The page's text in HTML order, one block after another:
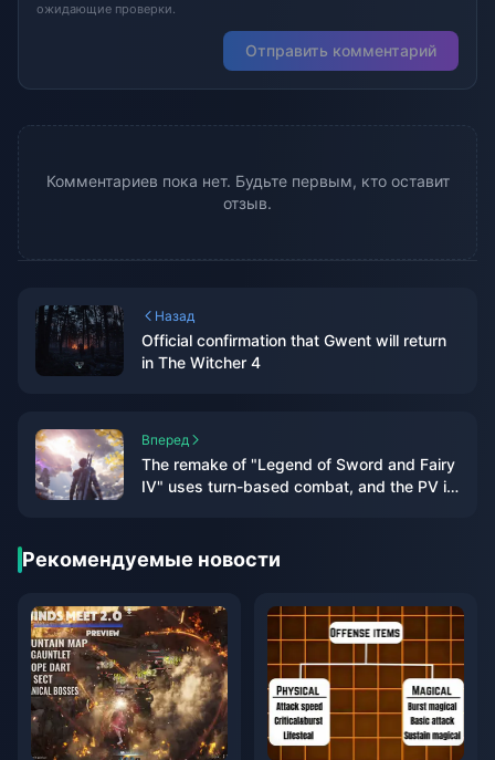
ожидающие проверки.
Отправить комментарий
Комментариев пока нет. Будьте первым, кто оставит
отзыв.
Назад
Official confirmation that Gwent will return
in The Witcher 4
Вперед
The remake of "Legend of Sword and Fairy
IV" uses turn-based combat, and the PV is
Рекомендуемые новости